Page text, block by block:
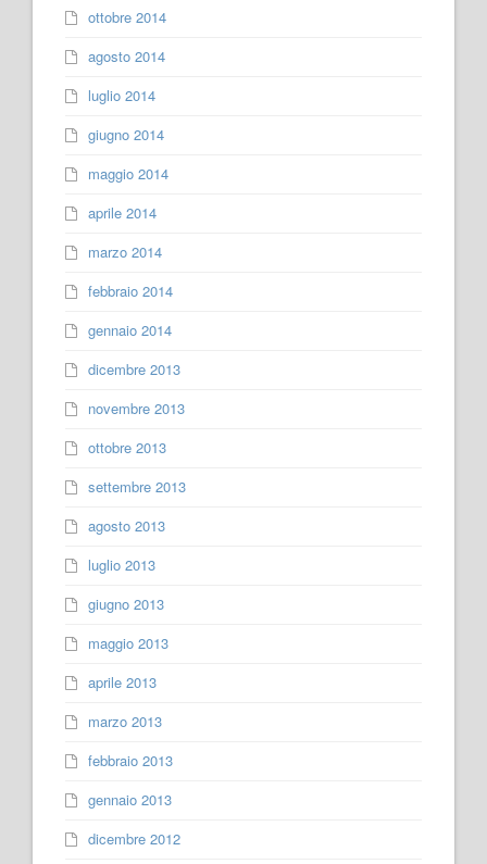
ottobre 2014
agosto 2014
luglio 2014
giugno 2014
maggio 2014
aprile 2014
marzo 2014
febbraio 2014
gennaio 2014
dicembre 2013
novembre 2013
ottobre 2013
settembre 2013
agosto 2013
luglio 2013
giugno 2013
maggio 2013
aprile 2013
marzo 2013
febbraio 2013
gennaio 2013
dicembre 2012